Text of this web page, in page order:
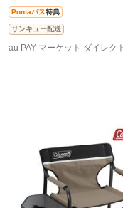
Pontaパス特典
サンキュー配送
au PAY マーケット ダイレク